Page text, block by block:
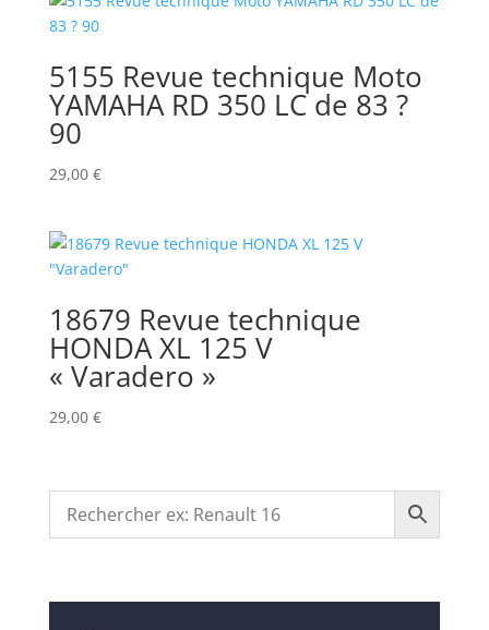
5155 Revue technique Moto
YAMAHA RD 350 LC de 83 ?
90
29,00 €
18679 Revue technique
HONDA XL 125 V
« Varadero »
29,00 €